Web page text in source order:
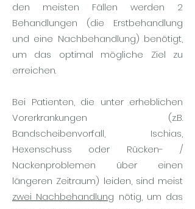
den meisten Fällen werden 2
Behandlungen (die Erstbehandlung
und eine Nachbehandlung) benötigt,
um das optimal mögliche Ziel zu
erreichen.
Bei Patienten, die unter erheblichen
Vorerkrankungen (z.B.
Bandscheibenvorfall, Ischias,
Hexenschuss oder Rücken- /
Nackenproblemen über einen
längeren Zeitraum) leiden, sind meist
zwei Nachbehandlung nötig, um das